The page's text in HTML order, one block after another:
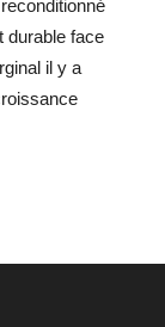
durable face
il y a